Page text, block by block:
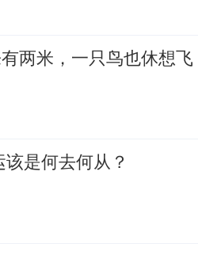
两米，一只鸟也休想飞
是何去何从？